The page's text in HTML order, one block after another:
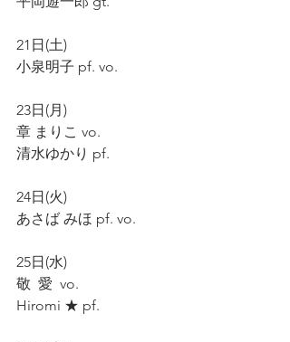
21日(土)
小泉明子 pf. vo.
23日(月)
章 まりこ vo.
清水ゆかり pf.
24日(火)
あさば みほ pf. vo.
25日(水)
敬  愛  vo.
Hiromi ★ pf.